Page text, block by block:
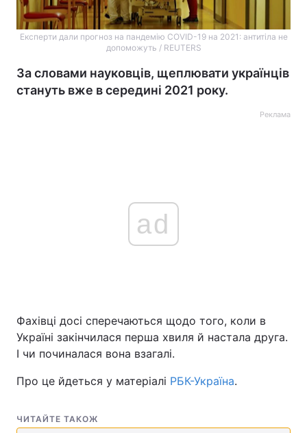
Головна Війна
Експерти дали прогноз на пандемію COVID-19 на 2021: антитіла не
допоможуть / REUTERS
За словами науковців, щеплювати українців
стануть вже в середині 2021 року.
Реклама
ad
Фахівці досі сперечаються щодо того, коли в
Україні закінчилася перша хвиля й настала друга.
І чи починалася вона взагалі.
Про це йдеться у матеріалі РБК-Україна.
ЧИТАЙТЕ ТАКОЖ